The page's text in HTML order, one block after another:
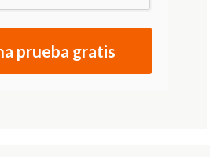
prueba gratis